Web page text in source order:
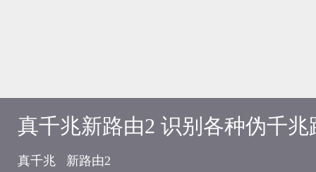
真千兆新路由2 识别各种伪千兆
真千兆 新路由2